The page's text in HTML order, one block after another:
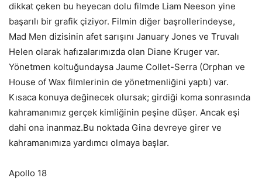
dikkat çeken bu heyecan dolu filmde Liam Neeson yine
başarılı bir grafik çiziyor. Filmin diğer başrollerindeyse,
Mad Men dizisinin afet sarışını January Jones ve Truvalı
Helen olarak hafızalarımızda olan Diane Kruger var.
Yönetmen koltuğundaysa Jaume Collet-Serra (Orphan ve
House of Wax filmlerinin de yönetmenliğini yaptı) var.
Kısaca konuya değinecek olursak; girdiği koma sonrasında
kahramanımız gerçek kimliğinin peşine düşer. Ancak eşi
dahi ona inanmaz.Bu noktada Gina devreye girer ve
kahramanımıza yardımcı olmaya başlar.
Apollo 18